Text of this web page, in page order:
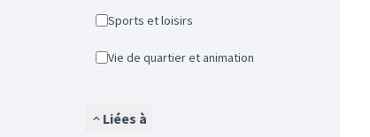
Sports et loisirs
Vie de quartier et animation
Liées à